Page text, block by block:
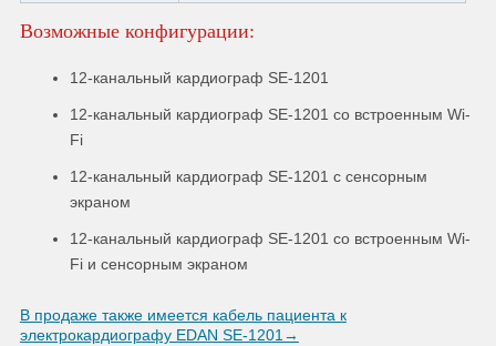
Возможные конфигурации:
12-канальный кардиограф SE-1201
12-канальный кардиограф SE-1201 со встроенным Wi-
Fi
12-канальный кардиограф SE-1201 с сенсорным
экраном
12-канальный кардиограф SE-1201 со встроенным Wi-
Fi и сенсорным экраном
В продаже также имеется кабель пациента к
электрокардиографу EDAN SE-1201→